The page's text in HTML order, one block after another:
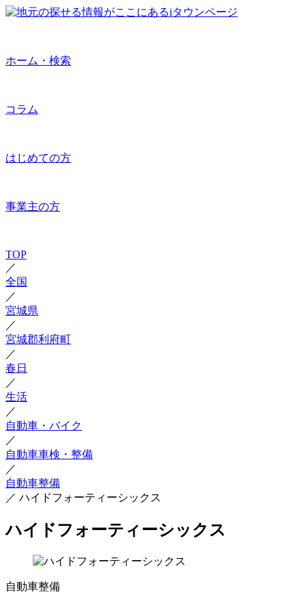
ホーム・検索
コラム
はじめての方
事業主の方
TOP
／
全国
／
宮城県
／
宮城郡利府町
／
春日
／
生活
／
自動車・バイク
／
自動車車検・整備
／
自動車整備
／ ハイドフォーティーシックス
ハイドフォーティーシックス
自動車整備